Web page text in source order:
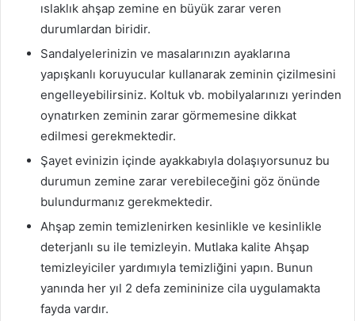
ıslaklık ahşap zemine en büyük zarar veren
durumlardan biridir.
Sandalyelerinizin ve masalarınızın ayaklarına
yapışkanlı koruyucular kullanarak zeminin çizilmesini
engelleyebilirsiniz. Koltuk vb. mobilyalarınızı yerinden
oynatırken zeminin zarar görmemesine dikkat
edilmesi gerekmektedir.
Şayet evinizin içinde ayakkabıyla dolaşıyorsunuz bu
durumun zemine zarar verebileceğini göz önünde
bulundurmanız gerekmektedir.
Ahşap zemin temizlenirken kesinlikle ve kesinlikle
deterjanlı su ile temizleyin. Mutlaka kalite Ahşap
temizleyiciler yardımıyla temizliğini yapın. Bunun
yanında her yıl 2 defa zemininize cila uygulamakta
fayda vardır.